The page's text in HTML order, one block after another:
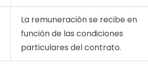
La remuneración se recibe en
función de las condiciones
particulares del contrato.